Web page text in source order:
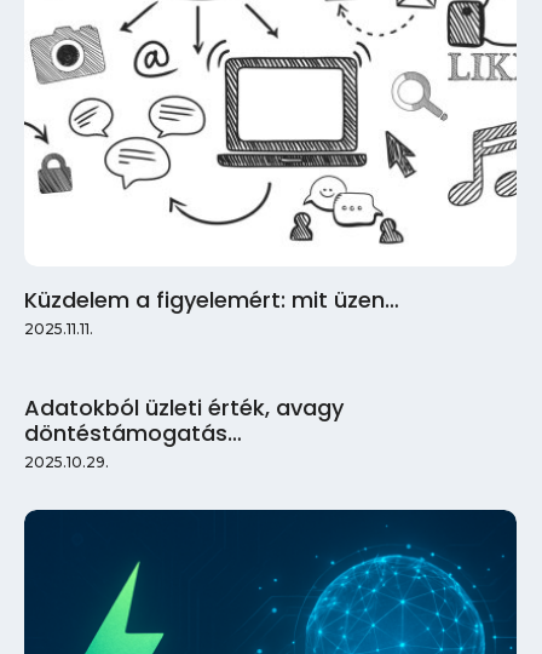
Küzdelem a figyelemért: mit üzen…
2025.11.11.
Adatokból üzleti érték, avagy
döntéstámogatás…
2025.10.29.